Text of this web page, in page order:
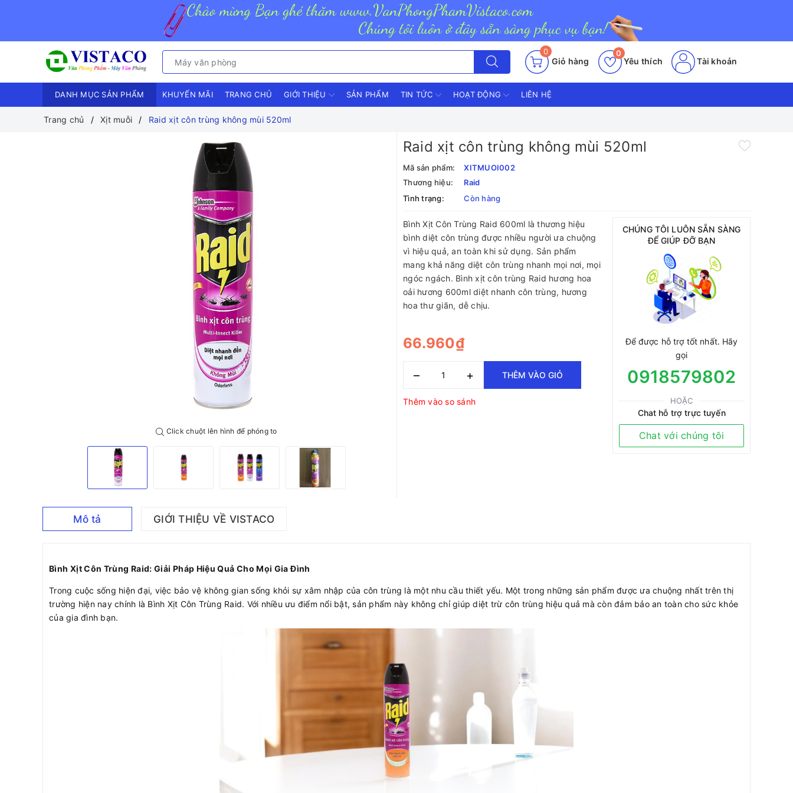
0
Giỏ hàng Yêu thích
0
Tài khoản
DANH MỤC SẢN PHẨM KHUYẾN MÃI TRANG CHỦ GIỚI THIỆU SẢN PHẨM TIN TỨC HOẠT ĐỘNG LIÊN HỆ
Trang chủ Xịt muỗi Raid xịt côn trùng không mùi 520ml
Click chuột lên hình để phóng to
Raid xịt côn trùng không mùi 520ml
Mã sản phẩm:
XITMUOI002
Thương hiệu:
Raid
Tình trạng:
Còn hàng
Bình Xịt Côn Trùng Raid 600ml là thương hiệu
bình diệt côn trùng được nhiều người ưa chuộng
vì hiệu quả, an toàn khi sử dụng. Sản phẩm
mang khả năng diệt côn trùng nhanh mọi nơi, mọi
ngóc ngách. Bình xịt côn trùng Raid hương hoa
oải hương 600ml diệt nhanh côn trùng, hương
hoa thư giãn, dễ chịu.
66.960₫
– + THÊM VÀO GIỎ
Thêm vào so sánh
CHÚNG TÔI LUÔN SẴN SÀNG
ĐỂ GIÚP ĐỠ BẠN
Để được hỗ trợ tốt nhất. Hãy
gọi
0918579802
HOẶC
Chat hỗ trợ trực tuyến
Chat với chúng tôi
Mô tả GIỚI THIỆU VỀ VISTACO
Bình Xịt Côn Trùng Raid: Giải Pháp Hiệu Quả Cho Mọi Gia Đình
Trong cuộc sống hiện đại, việc bảo vệ không gian sống khỏi sự xâm nhập của côn trùng là một nhu cầu thiết yếu. Một trong những sản phẩm được ưa chuộng nhất trên thị
trường hiện nay chính là Bình Xịt Côn Trùng Raid. Với nhiều ưu điểm nổi bật, sản phẩm này không chỉ giúp diệt trừ côn trùng hiệu quả mà còn đảm bảo an toàn cho sức khỏe
của gia đình bạn.